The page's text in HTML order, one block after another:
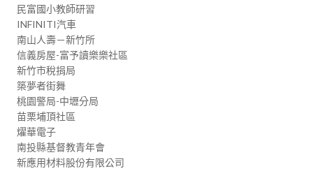
民富國小教師研習
INFINITI汽車
南山人壽－新竹所
信義房屋-富予讀樂樂社區
新竹市稅捐局
築夢者街舞
桃園警局-中壢分局
苗栗埔頂社區
燿華電子
南投縣基督教青年會
新應用材料股份有限公司